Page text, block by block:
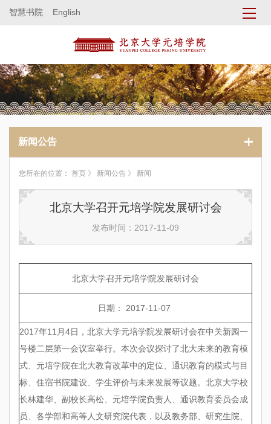
智慧书院 English
新闻公告
您所在的位置： 首页 》 新闻公告 》 新闻
北京大学召开元培学院发展研讨会
发布时间：2017-11-09
北京大学召开元培学院发展研讨会
日期： 2017-11-07
2017年11月4日，北京大学元培学院发展研讨会在中关新园一
号楼二层第一会议室举行。本次会议探讨了北大未来的教育模
式、元培学院在北大教育改革中的定位、通识教育的模式与目
标、住宿书院建设、学生评价与未来发展等议题。北京大学校
长林建华、副校长高松、元培学院负责人、通识教育委员会成
员、各学部和高等人文研究院代表，以及教务部、研究生院、